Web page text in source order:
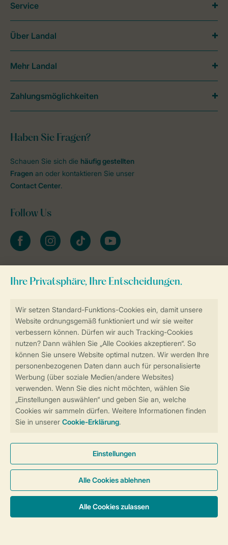
Weitere Informationen und Einstellungen
Sicher und schnell zur Online-Buchung
Sichere Datenübertragung
Sicheres Bezahlen
Haben Sie Fragen?
Schauen Sie sich die häufig gestellten
Fragen an oder kontaktieren Sie unser
Contact Center.
Follow Us
facebookinstagramtiktok youtube
Zum Newsletter anmelden
Service
Über Landal
Mehr Landal
Zahlungsmöglichkeiten